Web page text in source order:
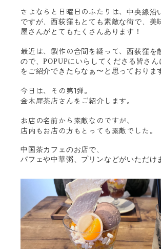
さよならと日曜日のふたりは、中央線沿
ですが、西荻窪もとても素敵な街で、 美
屋さんがとてもたくさんあります！
最近は、製作の合間を縫って、西荻窪を
ので、POPUPにいらしてくださる皆さ
をご紹介できたらなぁ〜と思っておりま
今日は、その第1弾。
金木犀茶店さんをご紹介します。
お店の名前から素敵なのですが、
店内もお店の方もとっても素敵でした。
中国茶カフェのお店で、
パフェや中華粥、プリンなどがいただけ